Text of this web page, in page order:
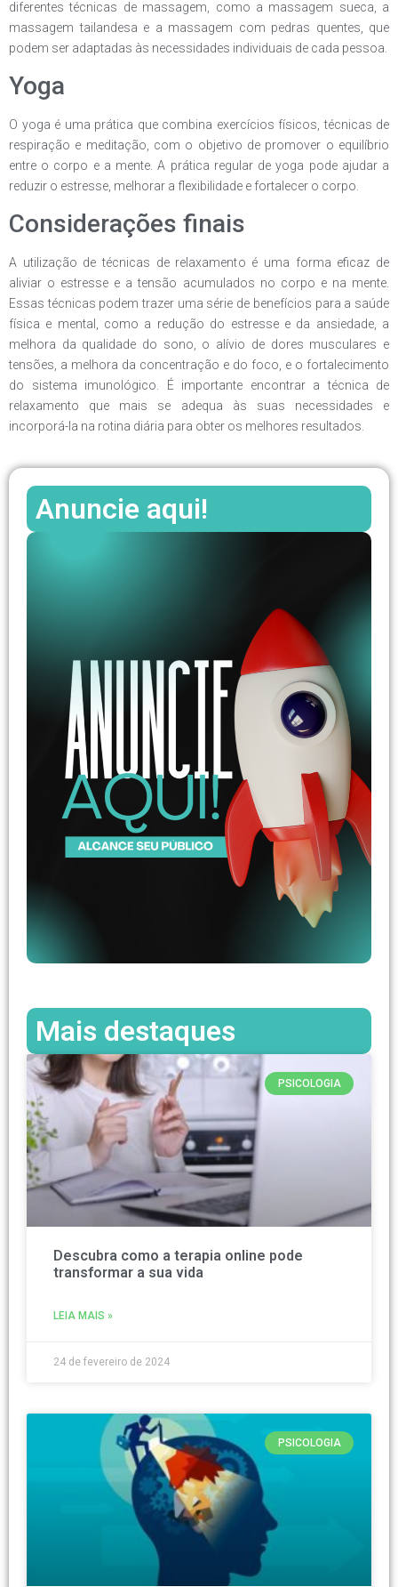
diferentes técnicas de massagem, como a massagem sueca, a
massagem tailandesa e a massagem com pedras quentes, que
podem ser adaptadas às necessidades individuais de cada pessoa.
Yoga
O yoga é uma prática que combina exercícios físicos, técnicas de
respiração e meditação, com o objetivo de promover o equilíbrio
entre o corpo e a mente. A prática regular de yoga pode ajudar a
reduzir o estresse, melhorar a flexibilidade e fortalecer o corpo.
Considerações finais
A utilização de técnicas de relaxamento é uma forma eficaz de
aliviar o estresse e a tensão acumulados no corpo e na mente.
Essas técnicas podem trazer uma série de benefícios para a saúde
física e mental, como a redução do estresse e da ansiedade, a
melhora da qualidade do sono, o alívio de dores musculares e
tensões, a melhora da concentração e do foco, e o fortalecimento
do sistema imunológico. É importante encontrar a técnica de
relaxamento que mais se adequa às suas necessidades e
incorporá-la na rotina diária para obter os melhores resultados.
Anuncie aqui!
Mais destaques
PSICOLOGIA
Descubra como a terapia online pode
transformar a sua vida
LEIA MAIS »
24 de fevereiro de 2024
PSICOLOGIA